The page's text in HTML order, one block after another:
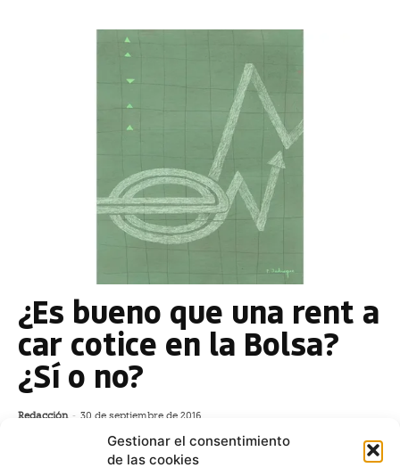
Gestionar el consentimiento
de las cookies
¿Es bueno que una rent a
car cotice en la Bolsa?
¿Sí o no?
Redacción - 30 de septiembre de 2016
El mundo atraviesa, de nuevo, un ciclo expansivo
que invita a aprovecharse de la situación y